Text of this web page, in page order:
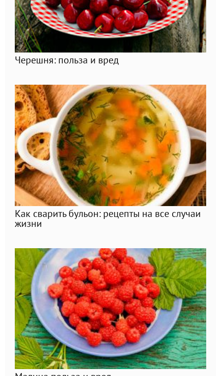
Черешня: польза и вред
Как сварить бульон: рецепты на все случаи
жизни